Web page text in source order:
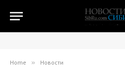
Home » Новости